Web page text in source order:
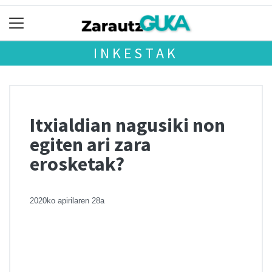
INKESTAK
Itxialdian nagusiki non
egiten ari zara
erosketak?
2020ko apirilaren 28a